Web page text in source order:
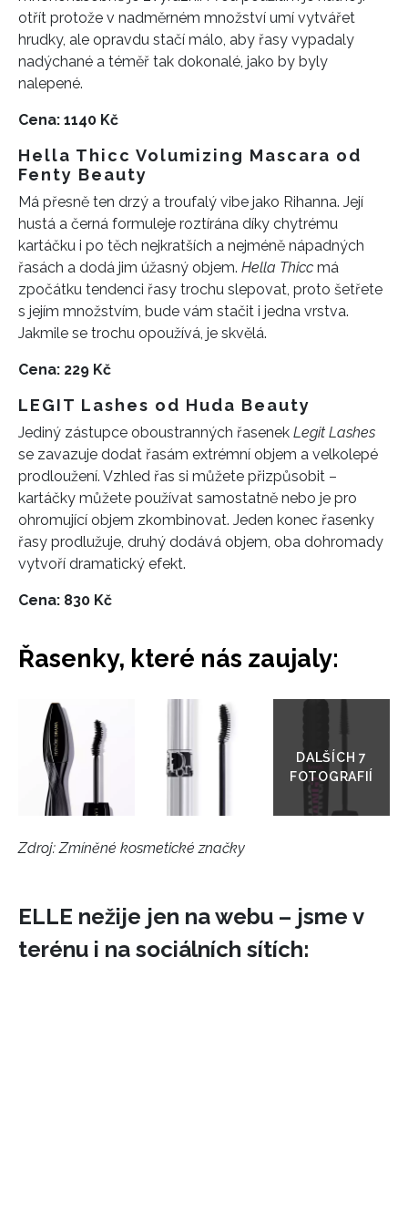
otřít protože v nadměrném množství umí vytvářet
hrudky, ale opravdu stačí málo, aby řasy vypadaly
nadýchané a téměř tak dokonalé, jako by byly
nalepené.
Cena: 1140 Kč
Hella Thicc Volumizing Mascara od
Fenty Beauty
Má přesně ten drzý a troufalý vibe jako Rihanna. Její
hustá a černá formuleje roztírána díky chytrému
kartáčku i po těch nejkratších a nejméně nápadných
řasách a dodá jim úžasný objem. Hella Thicc má
zpočátku tendenci řasy trochu slepovat, proto šetřete
s jejím množstvím, bude vám stačit i jedna vrstva.
Jakmile se trochu opoužívá, je skvělá.
Cena: 229 Kč
LEGIT Lashes od Huda Beauty
Jediný zástupce oboustranných řasenek Legit Lashes
se zavazuje dodat řasám extrémní objem a velkolepé
prodloužení. Vzhled řas si můžete přizpůsobit –
kartáčky můžete používat samostatně nebo je pro
ohromující objem zkombinovat. Jeden konec řasenky
řasy prodlužuje, druhý dodává objem, oba dohromady
vytvoří dramatický efekt.
Cena: 830 Kč
Řasenky, které nás zaujaly:
galerie
Zdroj: Zmíněné kosmetické značky
ELLE nežije jen na webu – jsme v
terénu i na sociálních sítích: